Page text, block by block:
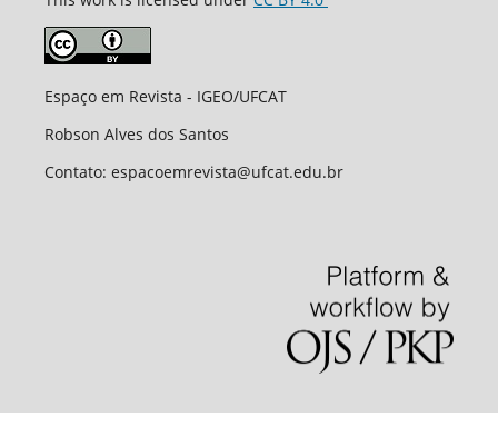
Espaço em Revista - IGEO/UFCAT
Robson Alves dos Santos
Contato: espacoemrevista@ufcat.edu.br